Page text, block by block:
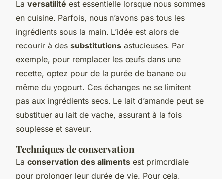
La versatilité est essentielle lorsque nous sommes
en cuisine. Parfois, nous n’avons pas tous les
ingrédients sous la main. L’idée est alors de
recourir à des substitutions astucieuses. Par
exemple, pour remplacer les œufs dans une
recette, optez pour de la purée de banane ou
même du yogourt. Ces échanges ne se limitent
pas aux ingrédients secs. Le lait d’amande peut se
substituer au lait de vache, assurant à la fois
souplesse et saveur.
Techniques de conservation
La conservation des aliments est primordiale
pour prolonger leur durée de vie. Pour cela,